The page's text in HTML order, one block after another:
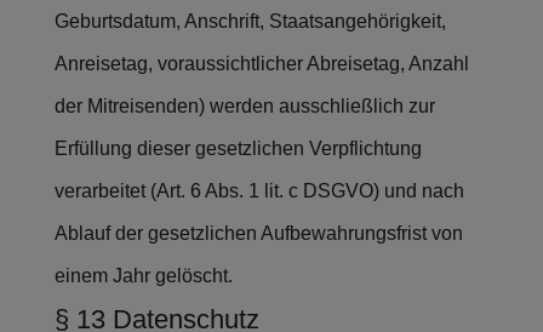
Geburtsdatum, Anschrift, Staatsangehörigkeit,
Anreisetag, voraussichtlicher Abreisetag, Anzahl
der Mitreisenden) werden ausschließlich zur
Erfüllung dieser gesetzlichen Verpflichtung
verarbeitet (Art. 6 Abs. 1 lit. c DSGVO) und nach
Ablauf der gesetzlichen Aufbewahrungsfrist von
einem Jahr gelöscht.
§ 13 Datenschutz